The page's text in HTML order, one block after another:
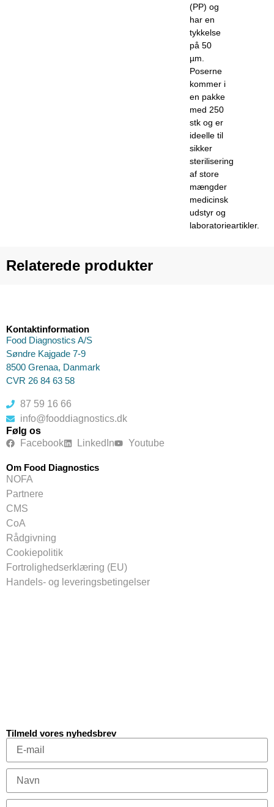
(PP) og
har en
tykkelse
på 50
µm.
Poserne
kommer i
en pakke
med 250
stk og er
ideelle til
sikker
sterilisering
af store
mængder
medicinsk
udstyr og
laboratorieartikler.
Relaterede produkter
Kontaktinformation
Food Diagnostics A/S
Søndre Kajgade 7-9
8500 Grenaa, Danmark
CVR 26 84 63 58
87 59 16 66
info@fooddiagnostics.dk
Følg os
Facebook
LinkedIn Youtube
Om Food Diagnostics
NOFA
Partnere
CMS
CoA
Rådgivning
Cookiepolitik
Fortrolighedserklæring (EU)
Handels- og leveringsbetingelser
Tilmeld vores nyhedsbrev